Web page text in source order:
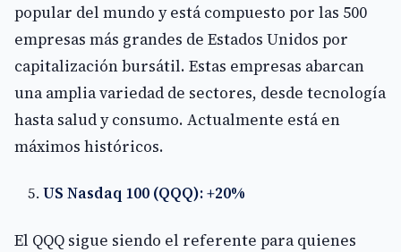
popular del mundo y está compuesto por las 500
empresas más grandes de Estados Unidos por
capitalización bursátil. Estas empresas abarcan
una amplia variedad de sectores, desde tecnología
hasta salud y consumo. Actualmente está en
máximos históricos.
US Nasdaq 100 (QQQ): +20%
El QQQ sigue siendo el referente para quienes